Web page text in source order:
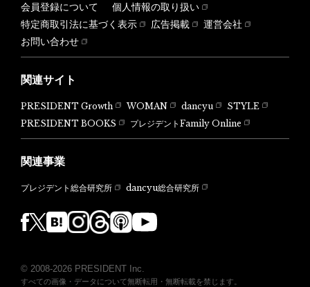
会員登録について
個人情報の取り扱い
特定商取引法に基づく表示
広告掲載
運営会社
お問い合わせ
関連サイト
PRESIDENT Growth WOMAN dancyu
STYLE
PRESIDENT BOOKS
プレジデントFamily Online
関連事業
プレジデント総合研究所 dancyu総合研究所
© 2008-2026 PRESIDENT Inc.
すべての画像・データについて無断転用・無断転載を禁じます。